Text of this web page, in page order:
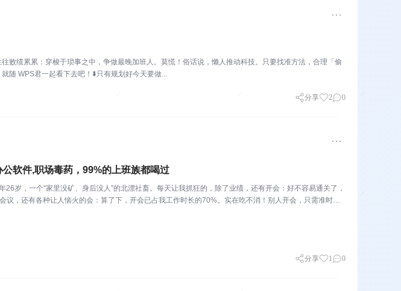
败绩累累：穿梭于琐事之中，争做最晚加班人。莫慌！俗话说，懒人推动科技。只要找准方法，合理「偷
随 WPS君一起看下去吧！⬇️只有规划好今天要做...
分享 2 0
软件,职场毒药，99%的上班族都喝过
26岁，一个“家里没矿、身后没人”的北漂社畜。每天让我抓狂的，除了业绩，还有开会：好不容易通关了，
议，还有各种让人恼火的会：算了下，开会已占我工作时长的70%。实在吃不消！别人开会，只需准时参
分享 1 0